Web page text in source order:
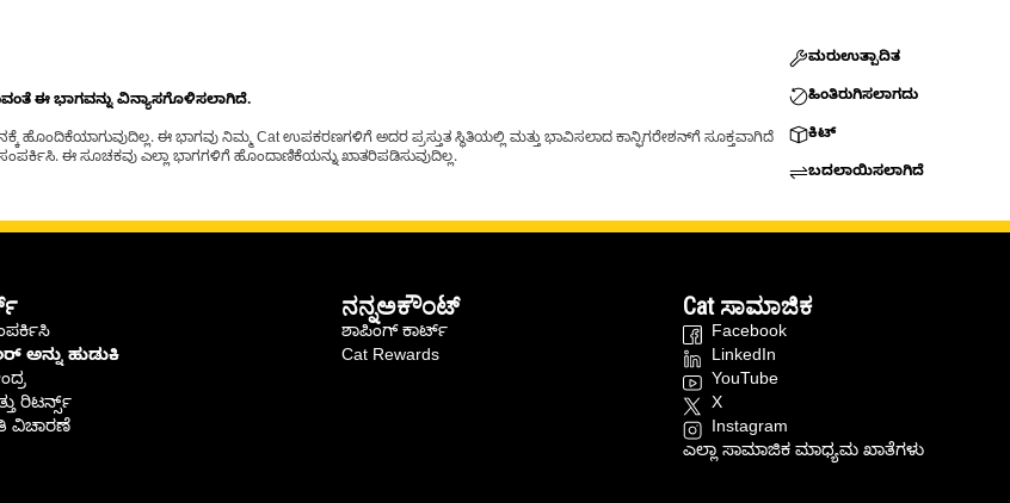
ಈ ಭಾಗವನ್ನು ವಿನ್ಯಾಸಗೊಳಿಸಲಾಗಿದೆ.
ಹೊಂದಿಕೆಯಾಗುವುದಿಲ್ಲ. ಈ ಭಾಗವು ನಿಮ್ಮ Cat ಉಪಕರಣಗಳಿಗೆ ಅದರ ಪ್ರಸ್ತುತ ಸ್ಥಿತಿಯಲ್ಲಿ ಮತ್ತು ಭಾವಿಸಲಾದ ಕಾನ್ಫಿಗರೇಶನ್‌ಗೆ ಸೂಕ್ತವಾಗಿದೆ
ಈ ಸೂಚಕವು ಎಲ್ಲಾ ಭಾಗಗಳಿಗೆ ಹೊಂದಾಣಿಕೆಯನ್ನು ಖಾತರಿಪಡಿಸುವುದಿಲ್ಲ.
ಮರುಉತ್ಪಾದಿತ
ಹಿಂತಿರುಗಿಸಲಾಗದು
ಕಿಟ್
ಬದಲಾಯಿಸಲಾಗಿದೆ
ಅನ್ನು ಹುಡುಕಿ
ರಿಟರ್ನ್ಸ್
ವಿಚಾರಣೆ
ನನ್ನಅಕೌಂಟ್
ಶಾಪಿಂಗ್ ಕಾರ್ಟ್
Cat Rewards
Cat ಸಾಮಾಜಿಕ
Facebook
LinkedIn
YouTube
X
Instagram
ಎಲ್ಲಾ ಸಾಮಾಜಿಕ ಮಾಧ್ಯಮ ಖಾತೆಗಳು